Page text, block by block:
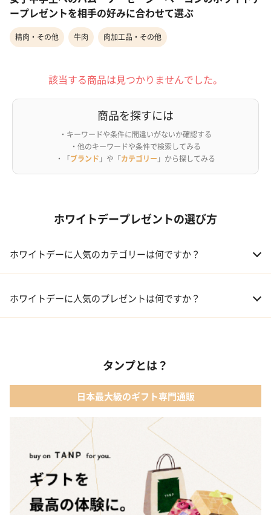
ープレゼントを相手の好みに合わせて選ぶ
精肉・その他 牛肉 肉加工品・その他
該当する商品は見つかりませんでした。
商品を探すには
・キーワードや条件に間違いがないか確認する
・他のキーワードや条件で検索してみる
・「ブランド 」や「カテゴリー 」から探してみる
ホワイトデープレゼントの選び方
ホワイトデーに人気のカテゴリーは何ですか？
02 メイクアップ
04 コフレ・限定セット商品
05 レディースアクセサリー
ホワイトデーに人気のプレゼントは何ですか？
03 WEEKBOOK【温泉を超えた入浴剤】
04 テディベア&誕生石オープンハート
05【名入れギフト】toilette(トワレ)
タンプとは？
日本最大級のギフト専門通販